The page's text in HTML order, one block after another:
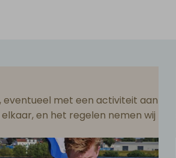
met een activiteit aan
en het regelen nemen wij